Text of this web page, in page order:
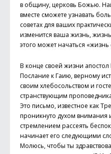
в общину, церковь Божью.
вместе сможете узнавать
советах для ваших
изменится ваша жизнь,
этого может начаться
В конце своей жизни
Послание к Гаию, верному
своим хлебосольством и
странствующим
Это письмо, известное как
проникнуто духом внимания
стремлением рассеять
начинает его следующими
Молюсь, чтобы ты